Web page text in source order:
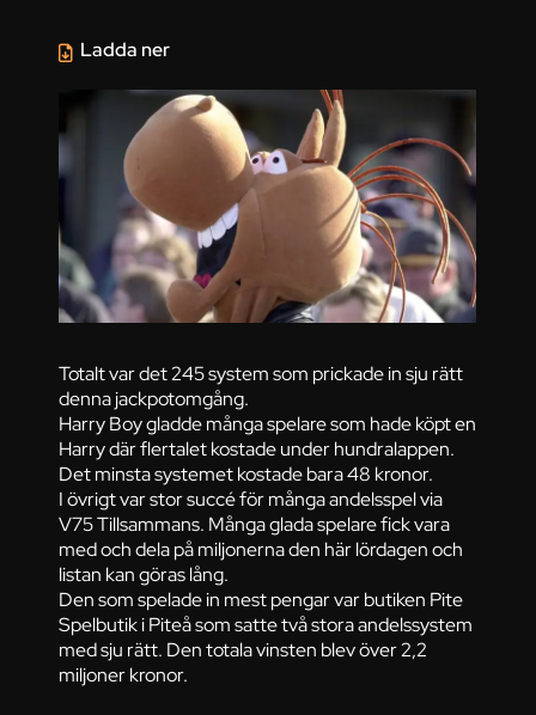
Totalt var det 245 system som prickade in sju rätt
denna jackpotomgång.
Harry Boy gladde många spelare som hade köpt en
Harry där flertalet kostade under hundralappen.
Det minsta systemet kostade bara 48 kronor.
I övrigt var stor succé för många andelsspel via
V75 Tillsammans. Många glada spelare fick vara
med och dela på miljonerna den här lördagen och
listan kan göras lång.
Den som spelade in mest pengar var butiken Pite
Spelbutik i Piteå som satte två stora andelssystem
med sju rätt. Den totala vinsten blev över 2,2
miljoner kronor.
Ladda ner